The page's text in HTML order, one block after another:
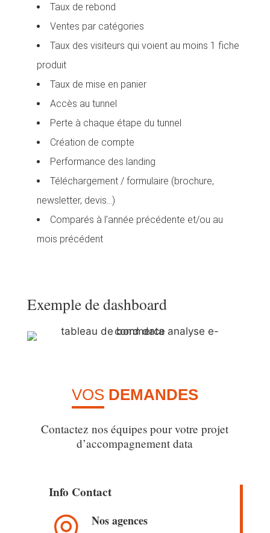
Taux de rebond
Ventes par catégories
Taux des visiteurs qui voient au moins 1 fiche
produit
Taux de mise en panier
Accès au tunnel
Perte à chaque étape du tunnel
Création de compte
Performance des landing
Téléchargement / formulaire (brochure,
newsletter, devis…)
Comparés à l’année précédente et/ou au
mois précédent
Exemple de dashboard
VOS DEMANDES
Contactez nos équipes pour votre projet
d’accompagnement data
Info Contact
Nos agences